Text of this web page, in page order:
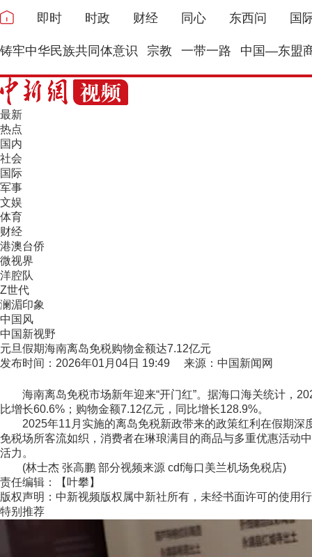
即时 时政 财经 同心 东西问 国
铸牢中华民族共同体意识 宗教 一带一路 中国—东盟
最新
热点
国内
社会
国际
军事
文娱
体育
财经
港澳台侨
微视界
洋腔队
Z世代
澜湄印象
中国风
中国新视野
元旦假期海南离岛免税购物金额达7.12亿元
发布时间：2026年01月04日 19:49 来源：中国新闻网
海南离岛免税市场新年迎来“开门红”。据海口海关统计，
比增长60.6%；购物金额7.12亿元，同比增长128.9%。
2025年11月实施的离岛免税新政带来的政策红利在假期深
免税场所客流如织，消费者在琳琅满目的商品与多重优惠活动
活力。
(林士杰 张高鹏 部分视频来源 cdf海口美兰机场免税店)
责任编辑：【叶攀】
版权声明：中新视频版权属中新社所有，未经书面许可的使用
特别推荐